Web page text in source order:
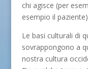
chi agisce (per
esempio il
Le basi culturali di
sovrappongono a
nostra cultura